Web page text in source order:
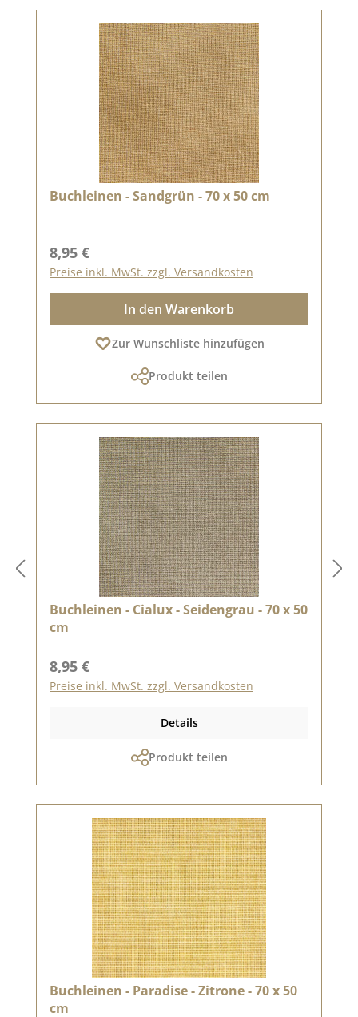
Buchleinen - Sandgrün - 70 x 50 cm
Regulärer Preis:
8,95 €
Preise inkl. MwSt. zzgl. Versandkosten
In den Warenkorb
Zur Wunschliste hinzufügen
Produkt teilen
Buchleinen - Cialux - Seidengrau - 70 x 50
cm
Regulärer Preis:
8,95 €
Preise inkl. MwSt. zzgl. Versandkosten
Details
Produkt teilen
Buchleinen - Paradise - Zitrone - 70 x 50
cm